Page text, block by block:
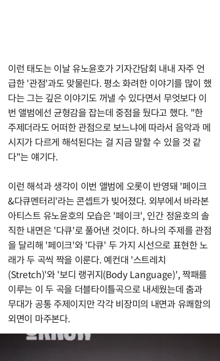
이런 태도는 이날 유노윤호가 기자간담회 내내 자주 언
급한 '관점'과도 맞물린다. 평소 화려한 이야기를 많이 했
다는 그는 깊은 이야기도 꺼낼 수 있다면서 무엇보다 이
번 앨범에선 균형감을 잡는데 중점을 뒀다고 했다. "한
주제더라도 어떠한 관점으로 보느냐에 따라서 음악과 메
시지가 다르게 해석된다는 걸 지금 말할 수 있을 것 같
다"는 얘기다.
이런 해석과 생각이 이번 앨범에 오롯이 반영돼 '페이크
&다큐멘터리'라는 콘셉트가 빚어졌다. 외부에서 바라본
아티스트 유노윤호의 모습은 '페이크', 인간 정윤호의 솔
직한 내면은 '다큐'로 풀어낸 것이다. 하나의 주제를 관점
을 달리해 '페이크'와 '다큐' 두 가지 시선으로 표현한 노
래가 두 곡씩 짝을 이룬다. 예컨대 '스트레치
(Stretch)'와 '보디 랭귀지(Body Language)', 짝패를
이루는 이 두 곡을 더블타이틀곡으로 내세웠는데 춤과
무대가 공통 주제이지만 각각 비장미의 내면과 유쾌함의
외면이 마주본다.